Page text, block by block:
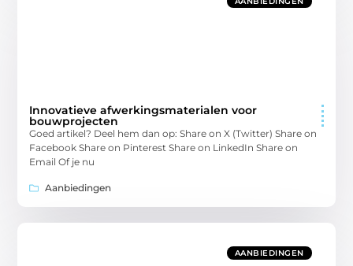
Innovatieve afwerkingsmaterialen voor
bouwprojecten
Goed artikel? Deel hem dan op: Share on X (Twitter) Share on
Facebook Share on Pinterest Share on LinkedIn Share on
Email Of je nu
Aanbiedingen
AANBIEDINGEN